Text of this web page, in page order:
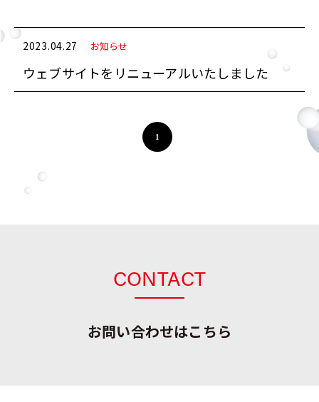
2023.04.27 お知らせ
ウェブサイトをリニューアルいたしました
1
CONTACT
お問い合わせはこちら